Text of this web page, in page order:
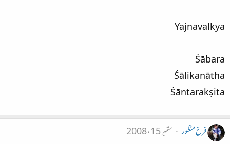
Yajnavalkya
Śābara
Śālikanātha
Śāntarakṣita
فرخ منظور
ستمبر 15، 2008